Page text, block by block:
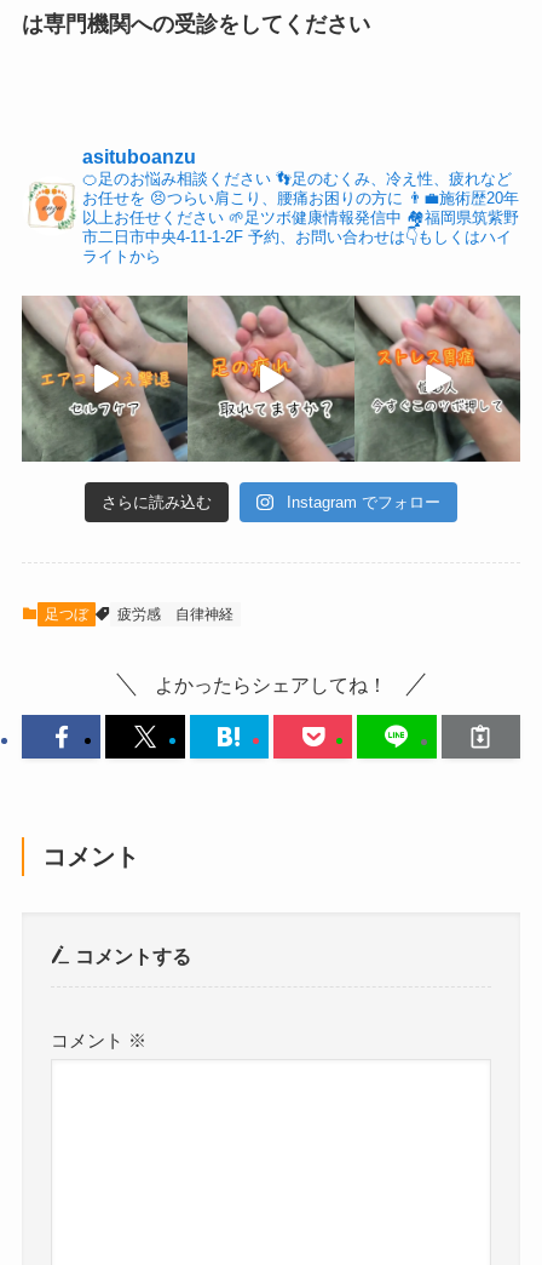
は専門機関への受診をしてください
asituboanzu
🍊足のお悩み相談ください👣足のむくみ、冷え性、疲れなど
お任せを 😣つらい肩こり、腰痛お困りの方に 👨‍💼施術歴20年
以上お任せください🌱足ツボ健康情報発信中 🏘福岡県筑紫野
市二日市中央4-11-1-2F予約、お問い合わせは👇もしくはハイ
ライトから
さらに読み込む Instagram でフォロー
足つぼ 疲労感 自律神経
よかったらシェアしてね！
コメント
コメントする
コメント ※